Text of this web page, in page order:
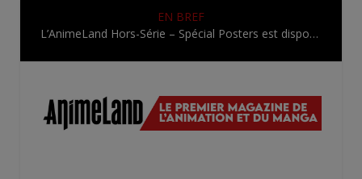
EN BREF
L’AnimeLand Hors-Série – Spécial Posters est disponible !